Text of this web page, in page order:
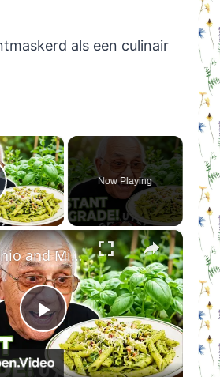
als een culinair
×
Video
Now Playing
×
Play
Pistacchio and Mint Pesto with Penne 2026